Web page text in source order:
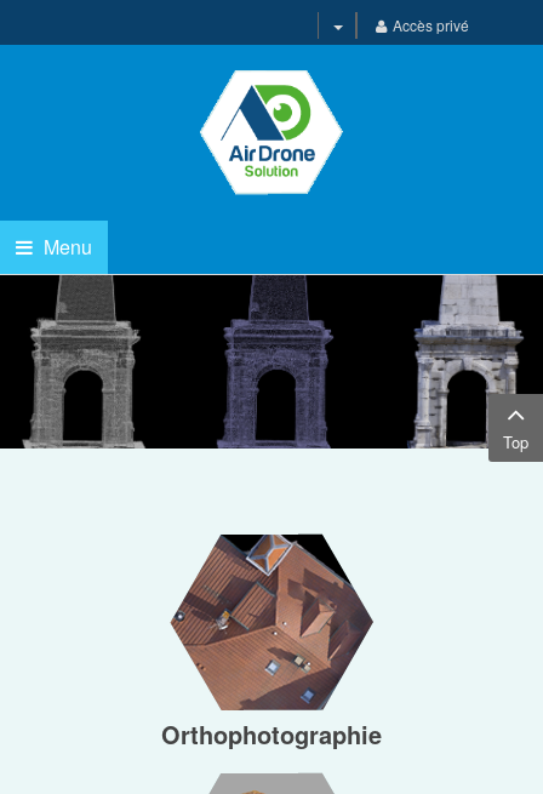
Accès privé
Menu
Orthophotographie
Top